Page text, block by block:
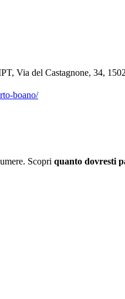
Via del Castagnone, 34,
boano/
Scopri quanto dovresti